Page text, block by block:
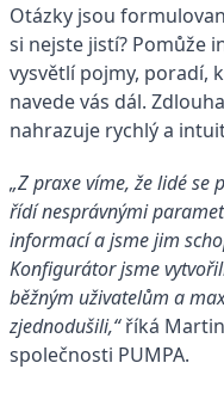
Otázky jsou
si nejste jistí? Pomůže
vysvětlí pojmy, poradí,
navede vás dál.
nahrazuje rychlý a
„Z praxe víme, že lidé se
řídí nesprávnými
informací a jsme jim
Konfigurátor jsme
běžným uživatelům a
zjednodušili,“říká
společnosti PUMPA.